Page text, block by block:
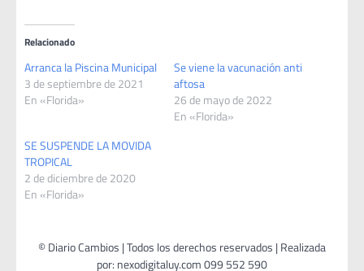
Relacionado
Arranca la Piscina Municipal
3 de septiembre de 2021
En «Florida»
Se viene la vacunación anti
aftosa
26 de mayo de 2022
En «Florida»
SE SUSPENDE LA MOVIDA
TROPICAL
2 de diciembre de 2020
En «Florida»